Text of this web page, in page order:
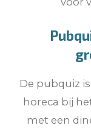
De pubquiz
horeca bij
met een